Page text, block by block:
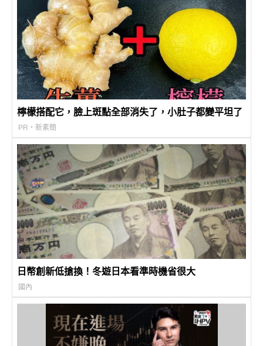
檸檬搭配它，臉上斑點全部消失了，小肚子都變平坦了
PR・新素簡
日幣創新低搶換！冬遊日本看準時機省很大
國內